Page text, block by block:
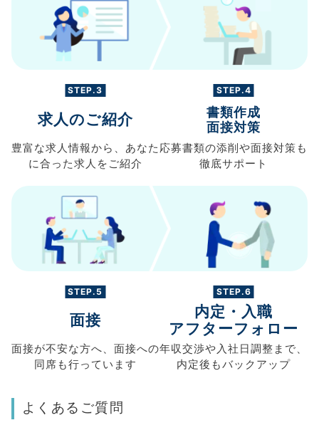
STEP.3
求人のご紹介
豊富な求人情報から、 あなた
に合った求人を ご紹介
STEP.4
書類作成
面接対策
応募書類の添削や面接対策も
徹底サポート
STEP.5
面接
面接が不安な方へ、 面接への
同席も行っています
STEP.6
内定・入職
アフターフォロー
年収交渉や入社日調整まで、
内定後もバックアップ
よくあるご質問